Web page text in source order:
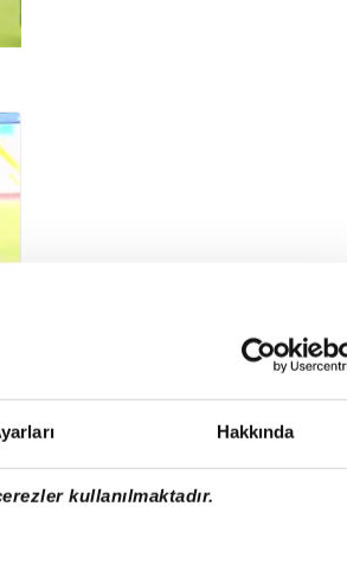
Hakkında
kullanılmaktadır.